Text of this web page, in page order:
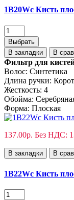
1B20Wс Кисть
Выбрать
В закладки
В
Фильтр для
Волос: Синтетика
Длина ручки:
Жесткость: 4
Обойма:
Форма: Плоская
137.00р. Без НДС:
В закладки В
1B22Wс Кисть